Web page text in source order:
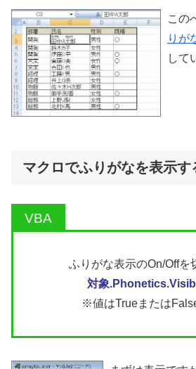
この
りが
して
マクロでふりがなを表示す
ふりがな表示のOn/Offを
対象
※値はTrueまたは